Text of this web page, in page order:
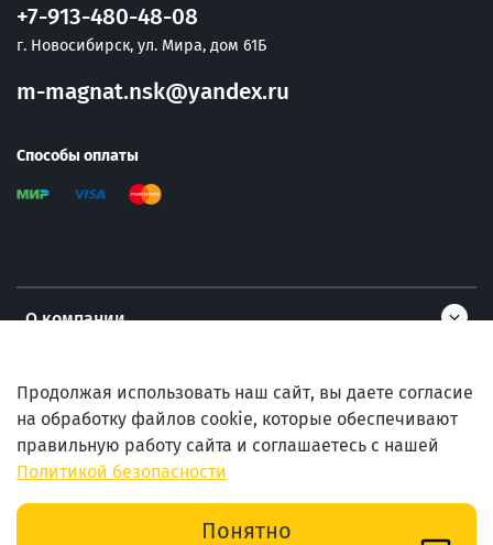
В корзину
О компании
Информация
Помощь
+7-913-480-48-08
г. Новосибирск, ул. Мира, дом 61Б
m-magnat.nsk@yandex.ru
Способы оплаты
Продолжая использовать наш сайт, вы даете согласие
на обработку файлов cookie, которые обеспечивают
правильную работу сайта и соглашаетесь с нашей
Политикой безопасности
Понятно